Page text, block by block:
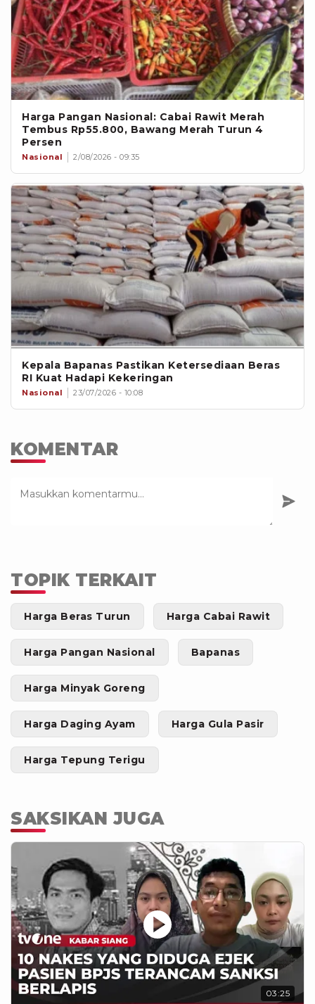
Harga Pangan Nasional: Cabai Rawit Merah
Tembus Rp55.800, Bawang Merah Turun 4
Persen
Nasional 2/08/2026 - 09:35
Kepala Bapanas Pastikan Ketersediaan Beras
RI Kuat Hadapi Kekeringan
Nasional 23/07/2026 - 10:08
KOMENTAR
TOPIK TERKAIT
Harga Beras Turun Harga Cabai Rawit
Harga Pangan Nasional Bapanas
Harga Minyak Goreng
Harga Daging Ayam Harga Gula Pasir
Harga Tepung Terigu
SAKSIKAN JUGA
03:25